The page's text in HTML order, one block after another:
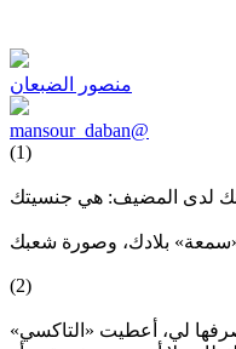
منصور الضبعان
mansour_daban@
(1)
(2)
لي، أعطيت «التاكسي»